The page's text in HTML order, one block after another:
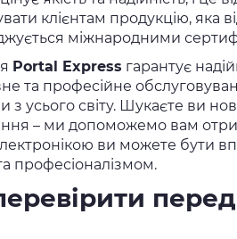
клієнтам продукцію, яка
міжнародними
Portal Express гарантує
та професійне
з усього світу. Шукаєте ви
– ми допоможемо вам
ви можете бути
професіоналізмом.